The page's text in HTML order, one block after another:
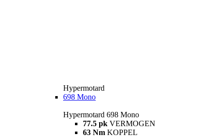
Hypermotard
698 Mono
Hypermotard 698 Mono
77.5 pk VERMOGEN
63 Nm KOPPEL